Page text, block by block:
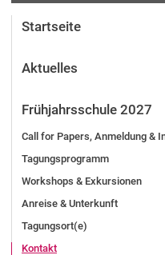
Startseite
Aktuelles
Frühjahrsschule 2027
Call for Papers, Anmeldung &
Tagungsprogramm
Workshops & Exkursionen
Anreise & Unterkunft
Tagungsort(e)
Kontakt